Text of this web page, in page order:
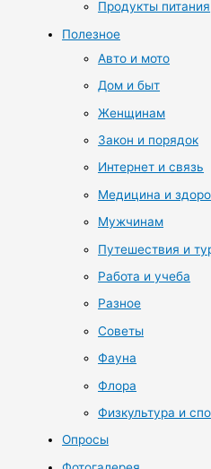
Продукты питания
Полезное
Авто и мото
Дом и быт
Женщинам
Закон и порядок
Интернет и связь
Медицина и
Мужчинам
Путешествия и
Работа и учеба
Разное
Советы
Фауна
Флора
Физкультура и
Опросы